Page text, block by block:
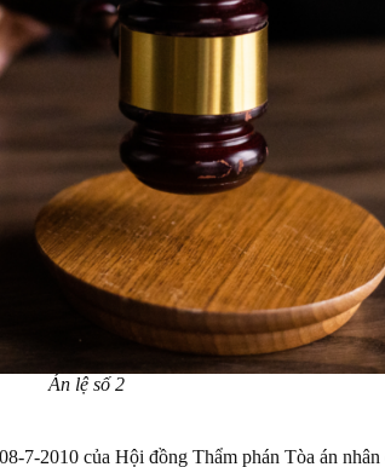
Án lệ số 2
7-2010 của Hội đồng Thẩm phán Tòa án nhân